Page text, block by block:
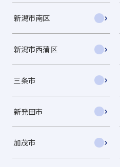
新潟市南区
新潟市西蒲区
三条市
新発田市
加茂市